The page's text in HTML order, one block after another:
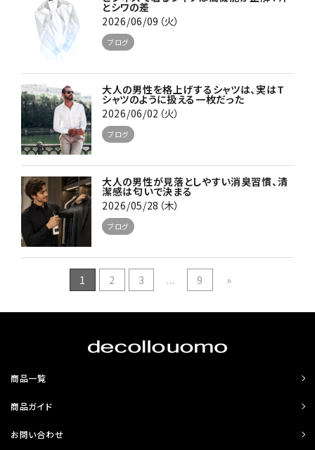
とシワの差
2026/06/09（火）
ブログ
大人の男性を格上げするシャツは、実はT
シャツのように扱える一枚だった
2026/06/02（火）
ブログ
大人の男性が見落としやすい消臭習慣、清
潔感は匂いで決まる
2026/05/28（木）
ブログ
1 2 3 ... 9 »
商品一覧
商品ガイド
お問い合わせ